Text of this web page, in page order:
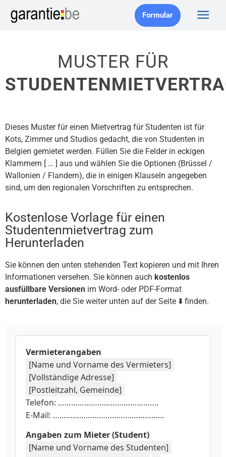
Formular
MUSTER FÜR
Dieses Muster für einen Mietvertrag für Studenten ist für
Kots, Zimmer und Studios gedacht, die von Studenten in
Belgien gemietet werden. Füllen Sie die Felder in eckigen
Klammern [ … ] aus und wählen Sie die Optionen (Brüssel /
Wallonien / Flandern), die in einigen Klauseln angegeben
sind, um den regionalen Vorschriften zu entsprechen.
Kostenlose Vorlage für einen
Studentenmietvertrag zum
Herunterladen
Sie können den unten stehenden Text kopieren und mit Ihren
Informationen versehen. Sie können auch kostenlos
ausfüllbare Versionen im Word- oder PDF-Format
herunterladen, die Sie weiter unten auf der Seite ⬇️ finden.
Vermieterangaben
[Name und Vorname des Vermieters]
[Vollständige Adresse]
[Postleitzahl, Gemeinde]
Telefon: ……………………………………….
E-Mail: ……………………………………………
Angaben zum Mieter (Student)
[Name und Vorname des Studenten]